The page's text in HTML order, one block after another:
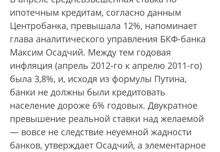
ипотечным кредитам, согласно данным
Центробанка, превышала 12%, напоминает
глава аналитического управления БКФ-банка
Максим Осадчий. Между тем годовая
инфляция (апрель 2012-го к апрелю 2011-го)
была 3,8%, и, исходя из формулы Путина,
банки не должны были кредитовать
население дороже 6% годовых. Двукратное
превышение реальной ставки над желаемой
— вовсе не следствие неуемной жадности
банков, утверждает Осадчий, а элементарное